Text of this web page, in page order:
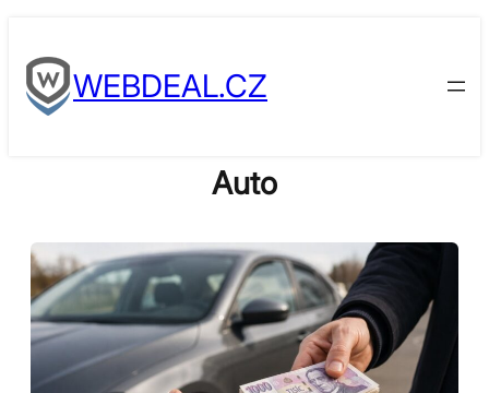
to
contentWEBDEAL.CZ
Auto